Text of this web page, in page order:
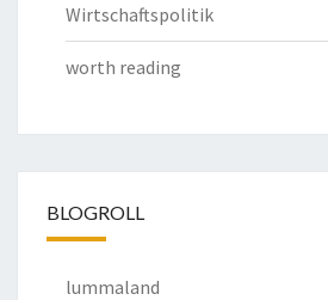
Wirtschaftspolitik
worth reading
BLOGROLL
lummaland